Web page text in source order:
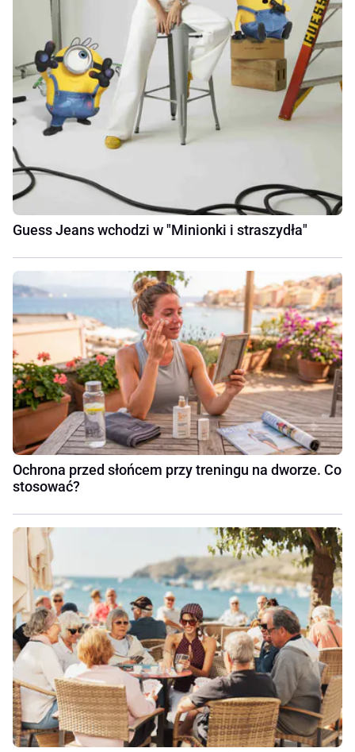
Guess Jeans wchodzi w "Minionki i straszydła"
Ochrona przed słońcem przy treningu na dworze. Co
stosować?